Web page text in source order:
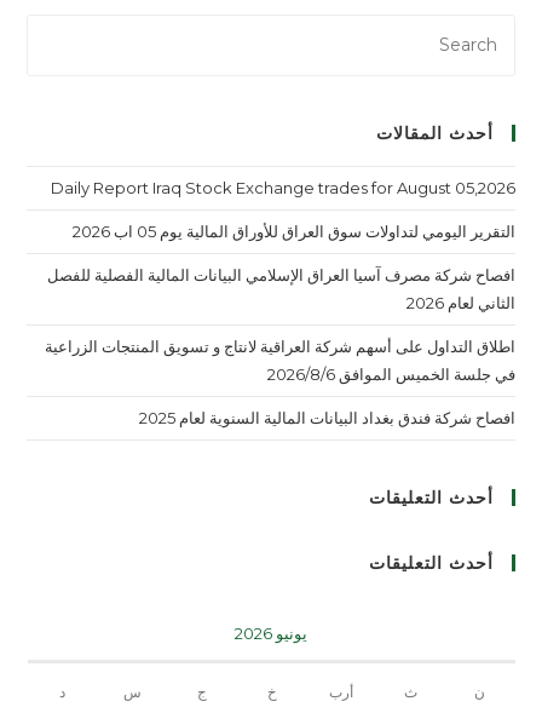
أحدث المقالات
Daily Report Iraq Stock Exchange trades for August 05,2026
التقرير اليومي لتداولات سوق العراق للأوراق المالية يوم 05 اب 2026
افصاح شركة مصرف آسيا العراق الإسلامي البيانات المالية الفصلية للفصل
الثاني لعام 2026
اطلاق التداول على أسهم شركة العراقية لانتاج و تسويق المنتجات الزراعية
في جلسة الخميس الموافق 2026/8/6
افصاح شركة فندق بغداد البيانات المالية السنوية لعام 2025
أحدث التعليقات
أحدث التعليقات
يونيو 2026
ن ث أرب خ ج س د